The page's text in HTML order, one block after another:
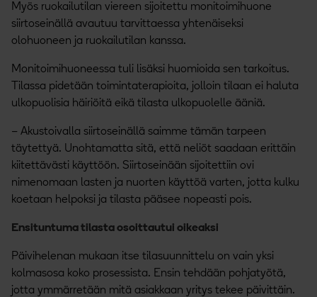
Myös ruokailutilan viereen sijoitettu monitoimihuone
siirtoseinällä avautuu tarvittaessa yhtenäiseksi
olohuoneen ja ruokailutilan kanssa.
Monitoimihuoneessa tuli lisäksi huomioida sen tarkoitus.
Tilassa pidetään toimintaterapioita, jolloin tilaan ei haluta
ulkopuolisia häiriöitä eikä tilasta ulkopuolelle ääniä.
– Akustoivalla siirtoseinällä saimme tämän tarpeen
täytettyä. Unohtamatta sitä, että neliöt saadaan erittäin
kiitettävästi käyttöön. Siirtoseinään sijoitettiin ovi
nimenomaan lasten ja nuorten käyttöä varten, jotta kulku
koetaan helpoksi ja tilasta pääsee nopeasti pois.
Ensituntuma tilasta osoittautui oikeaksi
Päivihelenan mukaan itse tilasuunnittelu on vain yksi
kolmasosa koko prosessista. Ensin tehdään pohjatyötä,
jotta ymmärretään mitä asiakkaan yritys tekee päivittäin.